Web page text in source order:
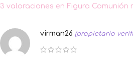
3 valoraciones en Figura Comunión
virman26 (propietario